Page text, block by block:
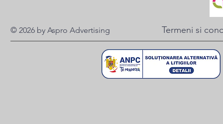
© 2026 by Aspro Advertising Termeni si